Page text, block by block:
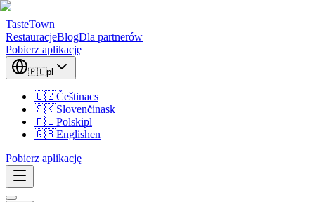
TasteTown
RestauracjeBlogDla partnerów
Pobierz aplikację
🇵🇱pl
🇨🇿Češtinacs
🇸🇰Slovenčinask
🇵🇱Polskipl
🇬🇧Englishen
Pobierz aplikację